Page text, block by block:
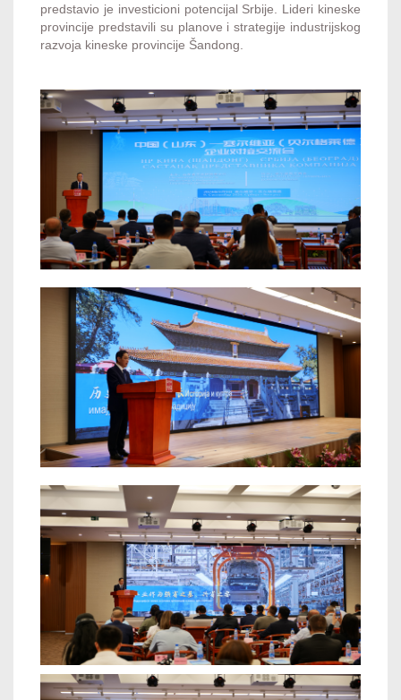
predstavio je investicioni potencijal Srbije. Lideri kineske
provincije predstavili su planove i strategije industrijskog
razvoja kineske provincije Šandong.